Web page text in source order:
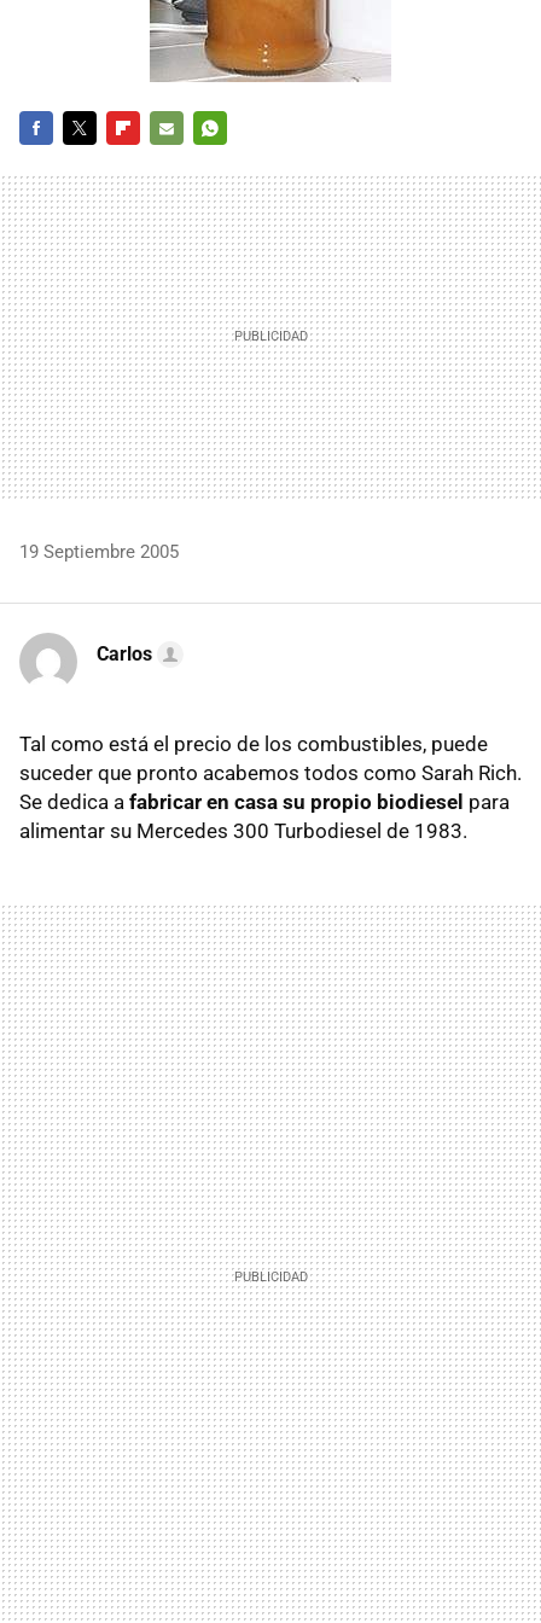
MAIL
19 Septiembre 2005
Carlos
Tal como está el precio de los combustibles, puede
suceder que pronto acabemos todos como Sarah Rich.
Se dedica a fabricar en casa su propio biodiesel para
alimentar su Mercedes 300 Turbodiesel de 1983.